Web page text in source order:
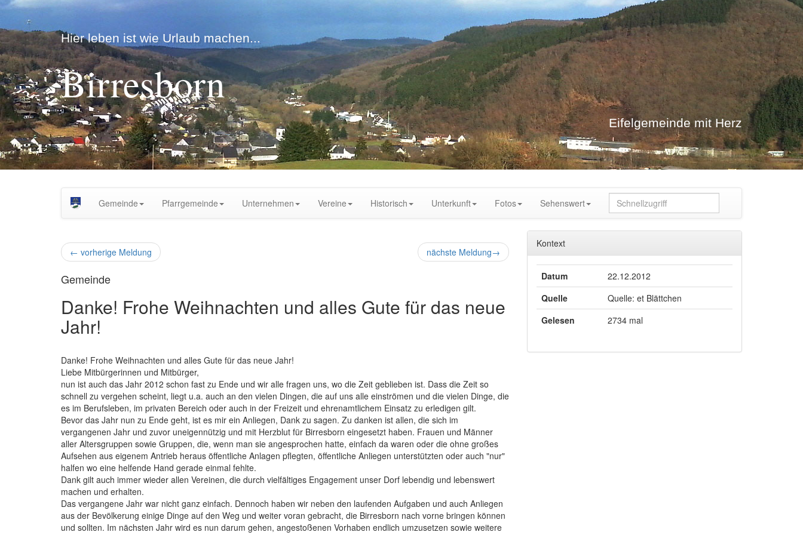
Hier leben ist wie Urlaub machen...
Birresborn
Eifelgemeinde mit Herz
Gemeinde Pfarrgemeinde Unternehmen Vereine Historisch Unterkunft Fotos Sehenswert
← vorherige Meldung nächste Meldung→
Gemeinde
Danke! Frohe Weihnachten und alles Gute für das neue
Jahr!
Danke! Frohe Weihnachten und alles Gute für das neue Jahr!
Liebe Mitbürgerinnen und Mitbürger,
nun ist auch das Jahr 2012 schon fast zu Ende und wir alle fragen uns, wo die Zeit geblieben ist. Dass die Zeit so
schnell zu vergehen scheint, liegt u.a. auch an den vielen Dingen, die auf uns alle einströmen und die vielen Dinge, die
es im Berufsleben, im privaten Bereich oder auch in der Freizeit und ehrenamtlichem Einsatz zu erledigen gilt.
Bevor das Jahr nun zu Ende geht, ist es mir ein Anliegen, Dank zu sagen. Zu danken ist allen, die sich im
vergangenen Jahr und zuvor uneigennützig und mit Herzblut für Birresborn eingesetzt haben. Frauen und Männer
aller Altersgruppen sowie Gruppen, die, wenn man sie angesprochen hatte, einfach da waren oder die ohne großes
Aufsehen aus eigenem Antrieb heraus öffentliche Anlagen pflegten, öffentliche Anliegen unterstützten oder auch "nur"
halfen wo eine helfende Hand gerade einmal fehlte.
Dank gilt auch immer wieder allen Vereinen, die durch vielfältiges Engagement unser Dorf lebendig und lebenswert
machen und erhalten.
Das vergangene Jahr war nicht ganz einfach. Dennoch haben wir neben den laufenden Aufgaben und auch Anliegen
aus der Bevölkerung einige Dinge auf den Weg und weiter voran gebracht, die Birresborn nach vorne bringen können
und sollten. Im nächsten Jahr wird es nun darum gehen, angestoßenen Vorhaben endlich umzusetzen sowie weitere
Kontext
Datum
22.12.2012
Quelle
Quelle: et Blättchen
Gelesen
2734 mal